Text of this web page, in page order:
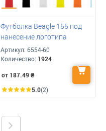
Футболка Beagle 155 под
нанесение логотипа
Артикул: 6554-60
Количество: 1924
от 187.49₴
5.0(2)